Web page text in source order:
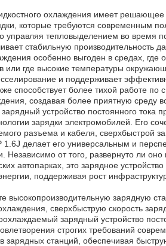
охлаждения имеет
которые требуются современным
тепловыделением во время
стабильную производительность
особенно выгоден в средах, где
или где высокие температуры
и поддерживает
способствует более тихой работе
создавая более приятную среду
устройство постоянного тока
зарядки электромобилей. Его
разъема и кабеля, сверхбыстрой
1.6J делает его универсальным и
Независимо от того, развернуто ли оно
автопарках, это зарядное
поддерживая рост
высокопроизводительную зарядную
сверхбыструю скорость
зарядный устройство
строгих требований
зарядных станций, обеспечивая